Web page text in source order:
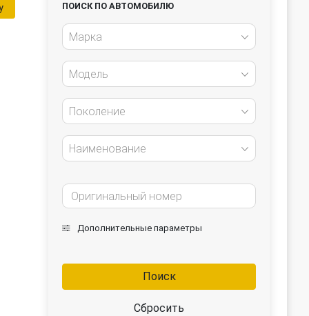
ПОИСК ПО АВТОМОБИЛЮ
Марка
Модель
Поколение
Наименование
Дополнительные параметры
Поиск
Сбросить